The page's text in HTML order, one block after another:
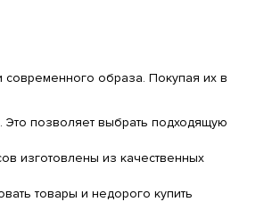
современного образа. Покупая их в
позволяет выбрать подходящую
изготовлены из качественных
товары и недорого купить